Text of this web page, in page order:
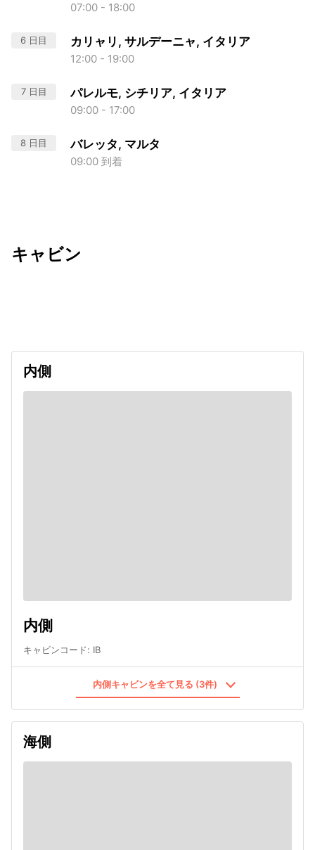
07:00 - 18:00
6 日目 カリャリ, サルデーニャ, イタリア
12:00 - 19:00
7 日目 パレルモ, シチリア, イタリア
09:00 - 17:00
8 日目 バレッタ, マルタ
09:00 到着
キャビン
内側
内側
キャビンコード: IB
内側キャビンを全て見る (3件)
海側